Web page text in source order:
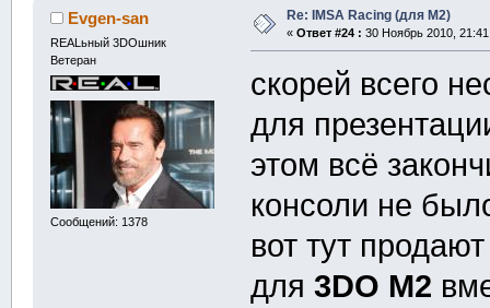
Evgen-san
REALьный 3DOшник
Ветеран
Сообщений: 1378
Re: IMSA Racing (для M2)
« Ответ #24 : 30 Ноябрь 2010,
скорей всего
для
этом всё
консоли не
вот тут
для3DO M2